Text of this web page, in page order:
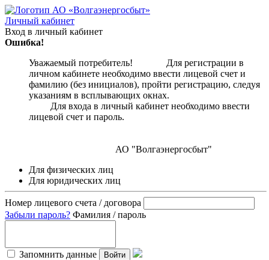
Личный кабинет
Вход в личный кабинет
Ошибка!
Уважаемый потребитель! Для регистрации в
личном кабинете необходимо ввести лицевой счет и
фамилию (без инициалов), пройти регистрацию, следуя
указаниям в всплывающих окнах.
Для входа в личный кабинет необходимо ввести
лицевой счет и пароль.
АО "Волгаэнергосбыт"
Для физических лиц
Для юридических лиц
Номер лицевого счета / договора
Забыли пароль? Фамилия / пароль
Запомнить данные Войти